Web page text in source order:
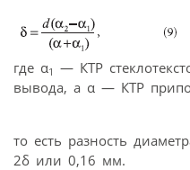
где α1 — КТР
вывода, а α — КТР
то есть разность
2δ или 0,16 мм.